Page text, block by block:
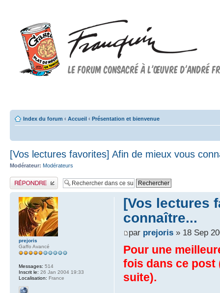
Index du forum ‹ Accueil ‹ Présentation et bienvenue
[Vos lectures favorites] Afin de mieux vous
Modérateur: Modérateurs
Publier une réponse
[Vos lectures
connaître...
par prejoris» 18 Sep
Pour une
fois dans ce post
suite).
prejoris
Gaffo Avancé
Messages: 514
Inscrit le: 26 Jan 2004 19:33
Localisation: France